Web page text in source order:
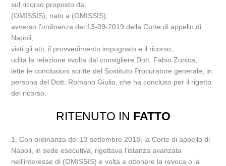
sul ricorso proposto da:
(OMISSIS), nato a (OMISSIS);
avverso l’ordinanza del 13-09-2019 della Corte di appello di
Napoli;
visti gli atti, il provvedimento impugnato e il ricorso;
udita la relazione svolta dal consigliere Dott. Fabio Zunica;
lette le conclusioni scritte del Sostituto Procuratore generale, in
persona del Dott. Romano Giulio, che ha concluso per il rigetto
del ricorso.
RITENUTO IN FATTO
1. Con ordinanza del 13 settembre 2018, la Corte di appello di
Napoli, in sede esecutiva, rigettava l’istanza avanzata
nell’interesse di (OMISSIS) e volta a ottenere la revoca o la